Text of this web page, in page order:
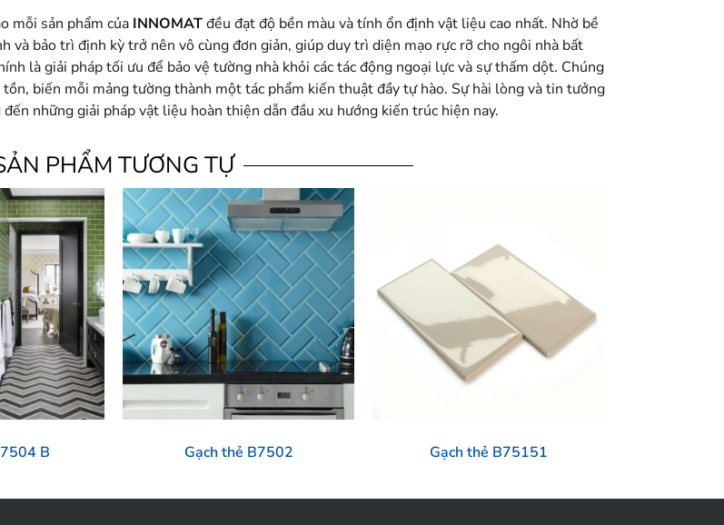
mỗi sản phẩm của INNOMATđều đạt độ bền màu và tính ổn định vật liệu cao nhất. Nhờ bề
và bảo trì định kỳ trở nên vô cùng đơn giản, giúp duy trì diện mạo rực rỡ cho ngôi nhà bất
là giải pháp tối ưu để bảo vệ tường nhà khỏi các tác động ngoại lực và sự thấm dột. Chúng
biến mỗi mảng tường thành một tác phẩm kiến thuật đầy tự hào. Sự hài lòng và tin tưởng
những giải pháp vật liệu hoàn thiện dẫn đầu xu hướng kiến trúc hiện nay.
PHẨM TƯƠNG TỰ
B Gạch thẻ B7502 Gạch thẻ B75151